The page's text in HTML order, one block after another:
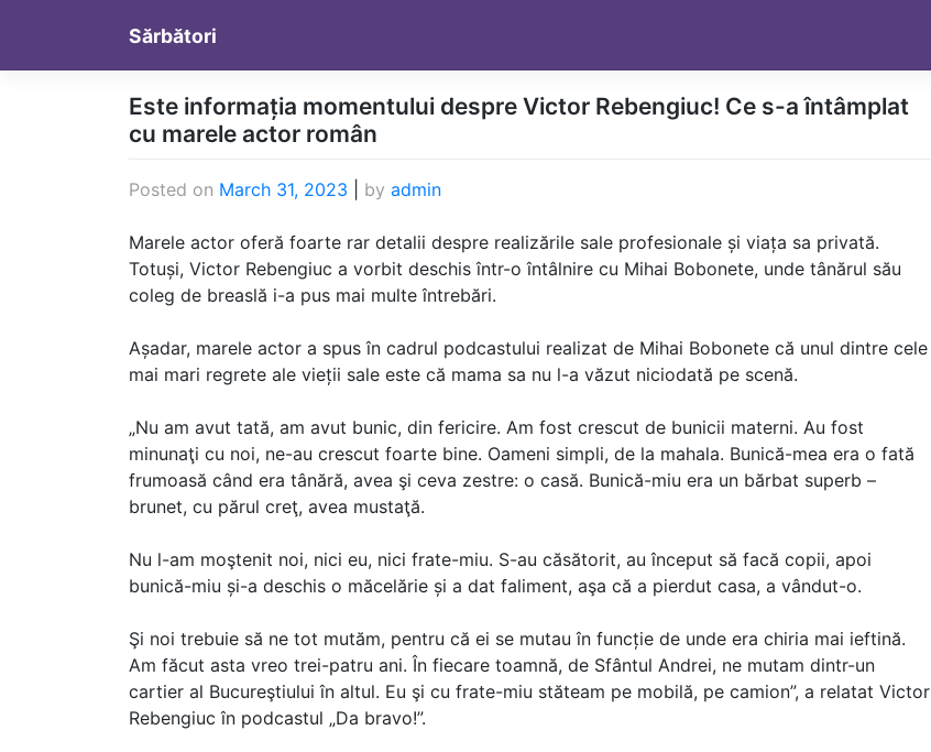
content
Sărbători
Este informația momentului despre Victor Rebengiuc! Ce s-a întâmplat
cu marele actor român
Posted on March 31, 2023 by admin
Marele actor oferă foarte rar detalii despre realizările sale profesionale și viața sa privată.
Totuși, Victor Rebengiuc a vorbit deschis într-o întâlnire cu Mihai Bobonete, unde tânărul său
coleg de breaslă i-a pus mai multe întrebări.
Așadar, marele actor a spus în cadrul podcastului realizat de Mihai Bobonete că unul dintre cele
mai mari regrete ale vieții sale este că mama sa nu l-a văzut niciodată pe scenă.
„Nu am avut tată, am avut bunic, din fericire. Am fost crescut de bunicii materni. Au fost
minunaţi cu noi, ne-au crescut foarte bine. Oameni simpli, de la mahala. Bunică-mea era o fată
frumoasă când era tânără, avea şi ceva zestre: o casă. Bunică-miu era un bărbat superb –
brunet, cu părul creţ, avea mustaţă.
Nu l-am moştenit noi, nici eu, nici frate-miu. S-au căsătorit, au început să facă copii, apoi
bunică-miu și-a deschis o măcelărie și a dat faliment, aşa că a pierdut casa, a vândut-o.
Şi noi trebuie să ne tot mutăm, pentru că ei se mutau în funcție de unde era chiria mai ieftină.
Am făcut asta vreo trei-patru ani. În fiecare toamnă, de Sfântul Andrei, ne mutam dintr-un
cartier al Bucureştiului în altul. Eu şi cu frate-miu stăteam pe mobilă, pe camion”, a relatat Victor
Rebengiuc în podcastul „Da bravo!”.